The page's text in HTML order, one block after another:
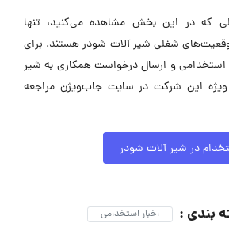
که در این بخش مشاهده می‌کنید، تنها
شغلی شیر آلات شودر هستند. برای
و ارسال درخواست همکاری به شیر
این شرکت در سایت جاب‌ویژن مراجعه
در شیر آلات شودر
بندی : اخبار استخدامی